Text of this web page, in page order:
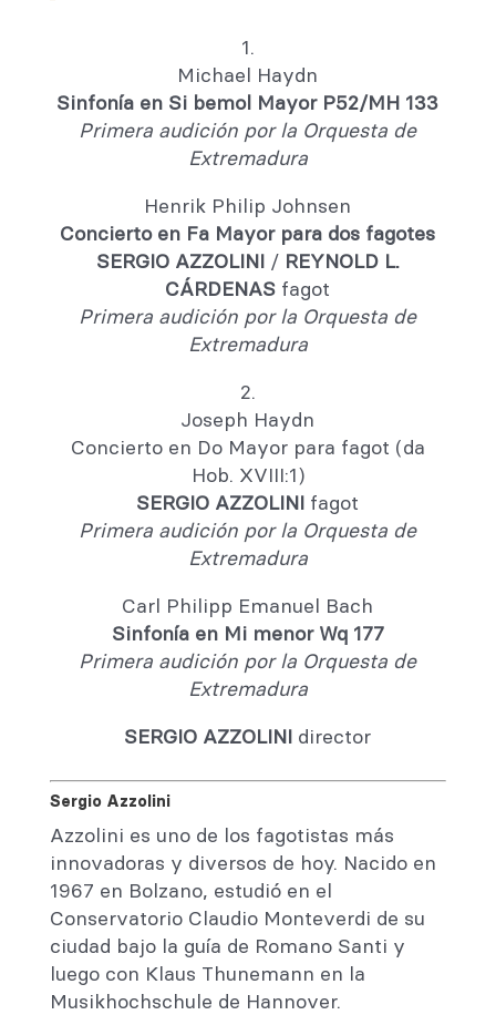
1.
Michael Haydn
Sinfonía en Si bemol Mayor P52/MH 133
Primera audición por la Orquesta de
Extremadura
Henrik Philip Johnsen
Concierto en Fa Mayor para dos fagotes
SERGIO AZZOLINI/ REYNOLD L.
CÁRDENAS fagot
Primera audición por la Orquesta de
Extremadura
2.
Joseph Haydn
Concierto en Do Mayor para fagot (da
Hob. XVIII:1)
SERGIO AZZOLINI fagot
Primera audición por la Orquesta de
Extremadura
Carl Philipp Emanuel Bach
Sinfonía en Mi menor Wq 177
Primera audición por la Orquesta de
Extremadura
SERGIO AZZOLINI director
Sergio Azzolini
Azzolini es uno de los fagotistas más
innovadoras y diversos de hoy. Nacido en
1967 en Bolzano, estudió en el
Conservatorio Claudio Monteverdi de su
ciudad bajo la guía de Romano Santi y
luego con Klaus Thunemann en la
Musikhochschule de Hannover.